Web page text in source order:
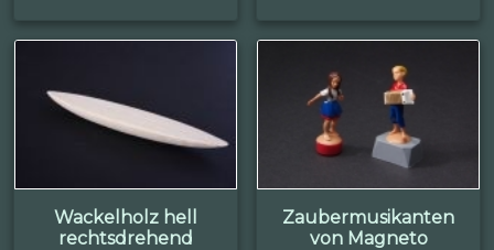
Wackelholz hell
rechtsdrehend
Zaubermusikanten
von Magneto